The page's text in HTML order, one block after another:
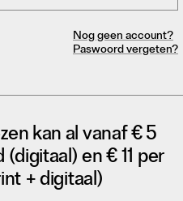
Nog geen account?
Paswoord vergeten?
kan al vanaf € 5
en € 11 per
+ digitaal)